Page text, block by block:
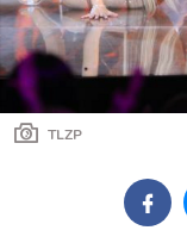
TLZP